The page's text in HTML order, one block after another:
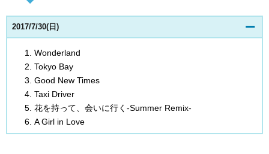
2017/7/30(日)
Wonderland
Tokyo Bay
Good New Times
Taxi Driver
花を持って、会いに行く-Summer Remix-
A Girl in Love